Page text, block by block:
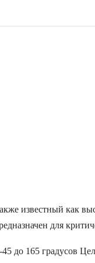
известный как
для
до 165 градусов